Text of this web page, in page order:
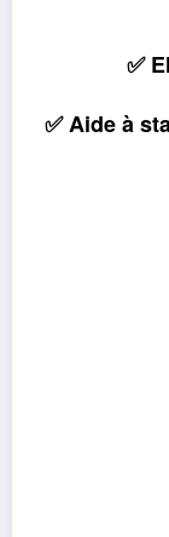
✅
✅ Aide à